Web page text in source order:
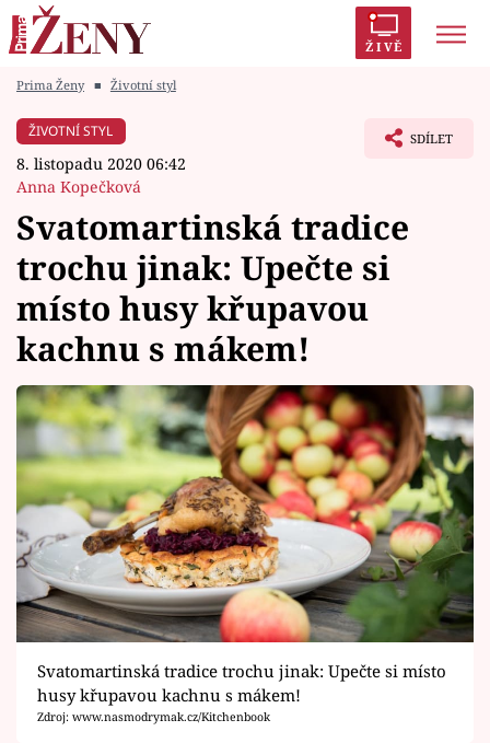
ŽIVĚ
Módní alarm
Témata
Celebrity
Vztahy
Seriály
Horoskopy
Sledujte prima+
Filmový festival Karlovy Vary
Mámy sobě
Prima Ženy ■ Životní styl
ŽIVOTNÍ STYL
8. listopadu 2020 06:42
Anna Kopečková
SDÍLET
Svatomartinská tradice
trochu jinak: Upečte si
místo husy křupavou
kachnu s mákem!
Svatomartinská tradice trochu jinak: Upečte si místo
husy křupavou kachnu s mákem!
Zdroj: www.nasmodrymak.cz/Kitchenbook